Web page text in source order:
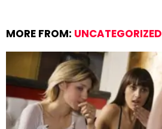
MORE FROM: UNCATEGORIZED